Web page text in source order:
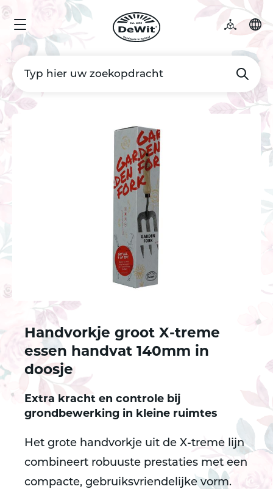
Handvorkje groot X-treme
essen handvat 140mm in
doosje
Extra kracht en controle bij
grondbewerking in kleine ruimtes
Het grote handvorkje uit de X-treme lijn
combineert robuuste prestaties met een
compacte, gebruiksvriendelijke vorm.